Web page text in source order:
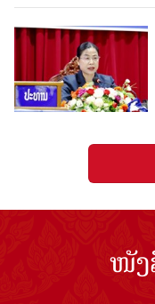
ໜັງ